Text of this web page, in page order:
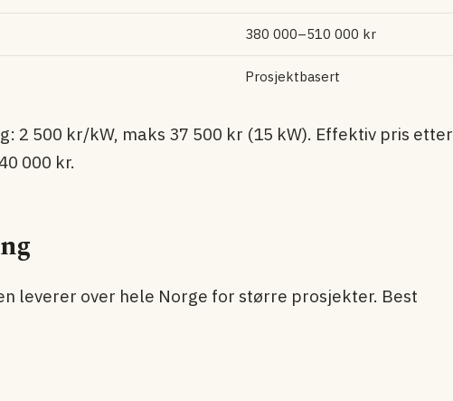
380 000–510 000 kr
Prosjekt­basert
2 500 kr/kW, maks 37 500 kr (15 kW). Effektiv pris etter
000 kr.
leverer over hele Norge for større prosjekter. Best